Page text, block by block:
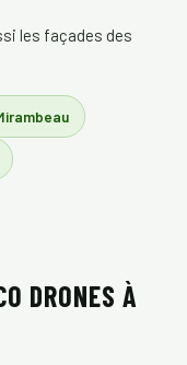
les façades des
DRONES À